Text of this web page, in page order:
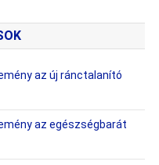
az új ránctalanító
az egészségbarát